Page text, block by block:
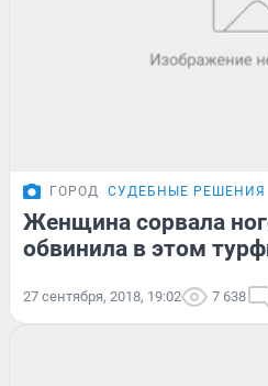
ГОРОД СУДЕБНЫЕ РЕШЕНИЯ
Женщина сорвала
обвинила в этом
27 сентября, 2018, 19:02 7 638